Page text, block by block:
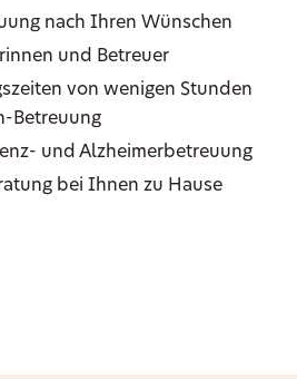
nach Ihren Wünschen
und Betreuer
von wenigen Stunden
Betreuung
und Alzheimerbetreuung
bei Ihnen zu Hause